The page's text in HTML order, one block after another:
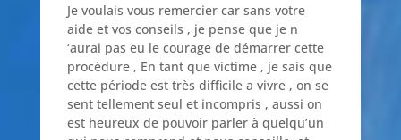
Je voulais vous remercier car sans votre
aide et vos conseils , je pense que je n
‘aurai pas eu le courage de démarrer cette
procédure , En tant que victime , je sais que
cette période est très difficile a vivre , on se
sent tellement seul et incompris , aussi on
est heureux de pouvoir parler à quelqu’un